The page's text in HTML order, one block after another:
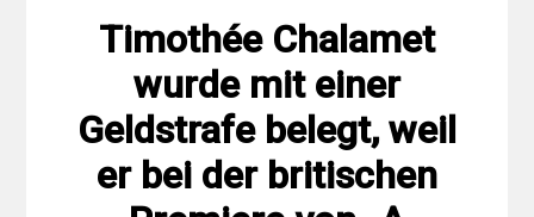
Timothée Chalamet
wurde mit einer
Geldstrafe belegt, weil
er bei der britischen